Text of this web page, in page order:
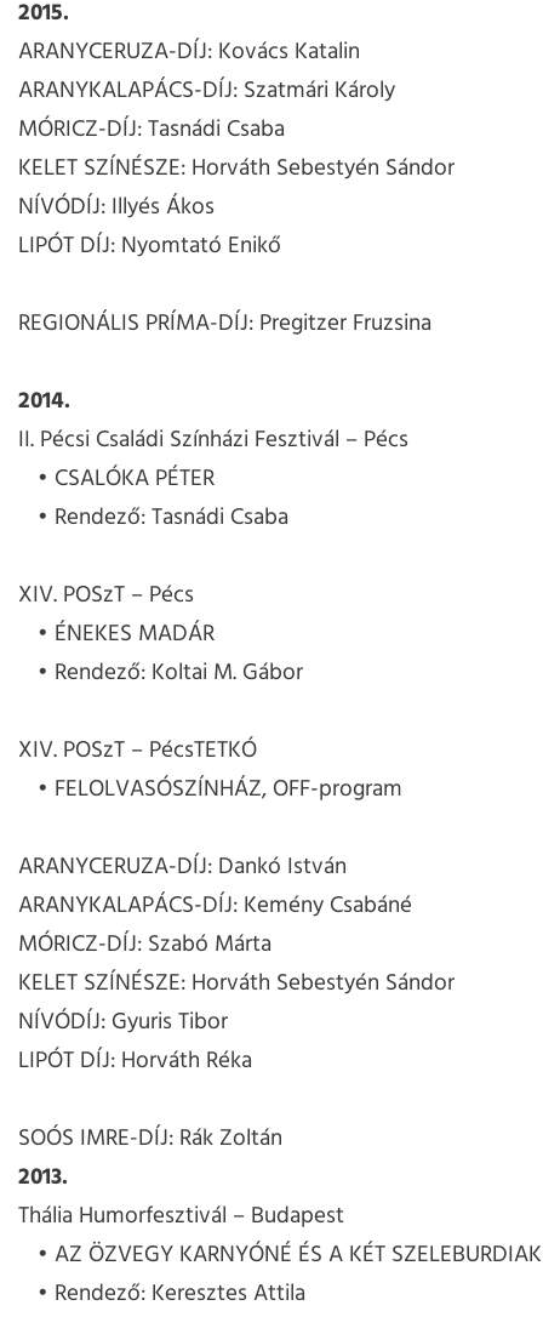
2015.
ARANYCERUZA-DÍJ: Kovács Katalin
ARANYKALAPÁCS-DÍJ: Szatmári Károly
MÓRICZ-DÍJ: Tasnádi Csaba
KELET SZÍNÉSZE: Horváth Sebestyén Sándor
NÍVÓDÍJ: Illyés Ákos
LIPÓT DÍJ: Nyomtató Enikő
REGIONÁLIS PRÍMA-DÍJ: Pregitzer Fruzsina
2014.
II. Pécsi Családi Színházi Fesztivál – Pécs
CSALÓKA PÉTER
Rendező: Tasnádi Csaba
XIV. POSzT – Pécs
ÉNEKES MADÁR
Rendező: Koltai M. Gábor
XIV. POSzT – PécsTETKÓ
FELOLVASÓSZÍNHÁZ, OFF-program
ARANYCERUZA-DÍJ: Dankó István
ARANYKALAPÁCS-DÍJ: Kemény Csabáné
MÓRICZ-DÍJ: Szabó Márta
KELET SZÍNÉSZE: Horváth Sebestyén Sándor
NÍVÓDÍJ: Gyuris Tibor
LIPÓT DÍJ: Horváth Réka
SOÓS IMRE-DÍJ: Rák Zoltán
2013.
Thália Humorfesztivál – Budapest
AZ ÖZVEGY KARNYÓNÉ ÉS A KÉT SZELEBURDIAK
Rendező: Keresztes Attila